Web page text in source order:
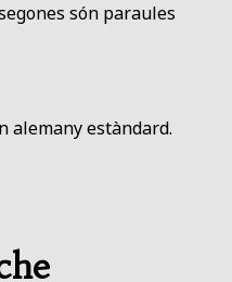
són paraules
alemany estàndard.